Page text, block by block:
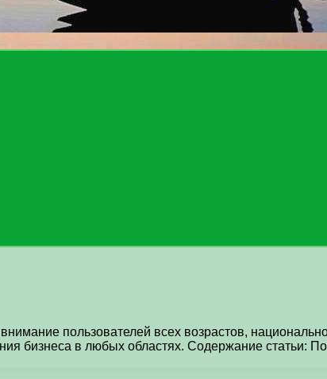
пользователей всех возрастов,
бизнеса в любых областях. Содержание статьи: